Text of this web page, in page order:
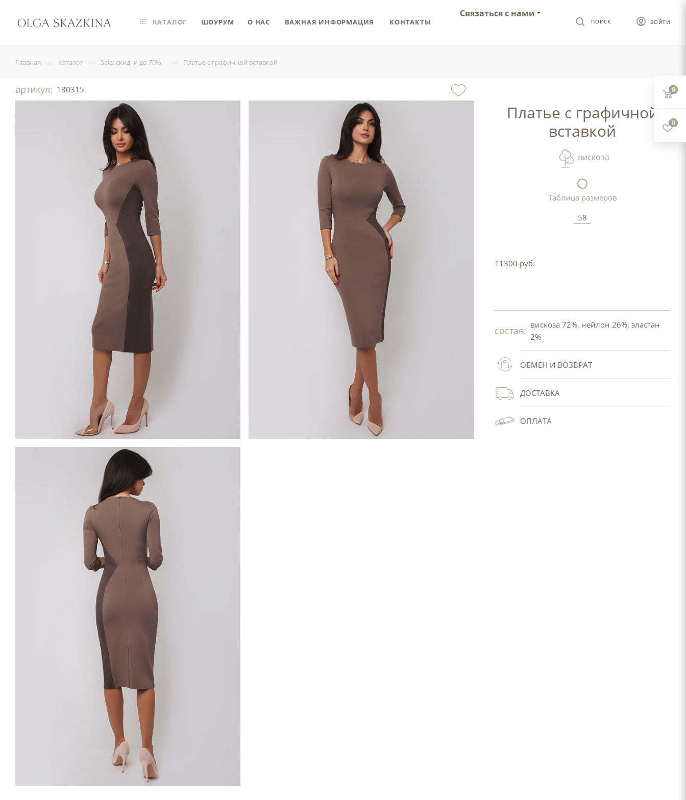
ВОЙТИ
ПОИСК
Связаться с нами
КАТАЛОГ ШОУРУМ О НАС ВАЖНАЯ ИНФОРМАЦИЯ КОНТАКТЫ
Главная — Каталог — Sale: скидки до 70% — Платье с графичной вставкой
артикул: 180315
Платье с графичной
вставкой
вискоза
Таблица размеров
58
11300 руб.
состав: вискоза 72%, нейлон 26%, эластан
2%
ОБМЕН И ВОЗВРАТ
ДОСТАВКА
ОПЛАТА
0
0